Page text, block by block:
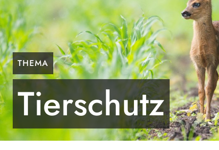
THEMA
Tierschutz